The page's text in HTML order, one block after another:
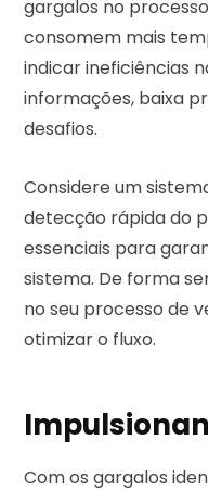
gargalos no
consomem mais
indicar ineficiências
informações, baixa
desafios.
Considere um
detecção rápida do
essenciais para
sistema. De forma
no seu processo de
otimizar o fluxo.
Com os gargalos